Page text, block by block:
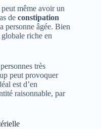
même avoir un
de constipation
personne âgée. Bien
riche en
très
peut provoquer
est d’en
raisonnable, par